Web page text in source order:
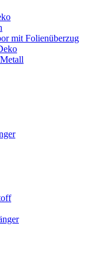
mit Folienüberzug